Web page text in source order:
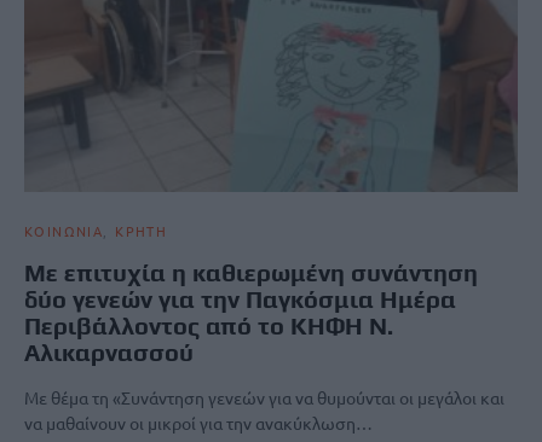
ΚΟΙΝΩΝΙΑ ΚΡΗΤΗ
Με επιτυχία η καθιερωμένη συνάντηση
δύο γενεών για την Παγκόσμια Ημέρα
Περιβάλλοντος από το ΚΗΦΗ Ν.
Αλικαρνασσού
Με θέμα τη «Συνάντηση γενεών για να θυμούνται οι μεγάλοι και
να μαθαίνουν οι μικροί για την ανακύκλωση…